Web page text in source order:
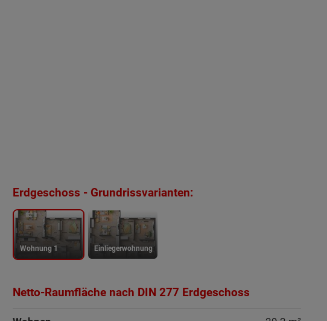
Erdgeschoss - Grundrissvarianten:
Wohnung 1 Einliegerwohnung
Netto-Raumfläche nach DIN 277 Erdgeschoss